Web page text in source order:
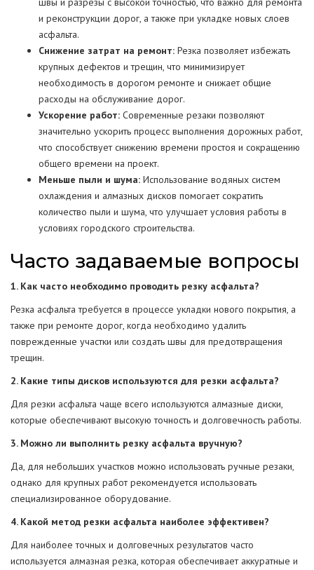
и реконструкции дорог, а также при укладке новых слоев
асфальта.
Снижение затрат на ремонт: Резка позволяет избежать
крупных дефектов и трещин, что минимизирует
необходимость в дорогом ремонте и снижает общие
расходы на обслуживание дорог.
Ускорение работ: Современные резаки позволяют
значительно ускорить процесс выполнения дорожных работ,
что способствует снижению времени простоя и сокращению
общего времени на проект.
Меньше пыли и шума: Использование водяных систем
охлаждения и алмазных дисков помогает сократить
количество пыли и шума, что улучшает условия работы в
условиях городского строительства.
Часто задаваемые вопросы
1. Как часто необходимо проводить резку асфальта?
Резка асфальта требуется в процессе укладки нового покрытия, а
также при ремонте дорог, когда необходимо удалить
поврежденные участки или создать швы для предотвращения
трещин.
2. Какие типы дисков используются для резки асфальта?
Для резки асфальта чаще всего используются алмазные диски,
которые обеспечивают высокую точность и долговечность работы.
3. Можно ли выполнить резку асфальта вручную?
Да, для небольших участков можно использовать ручные резаки,
однако для крупных работ рекомендуется использовать
специализированное оборудование.
4. Какой метод резки асфальта наиболее эффективен?
Для наиболее точных и долговечных результатов часто
используется алмазная резка, которая обеспечивает аккуратные и